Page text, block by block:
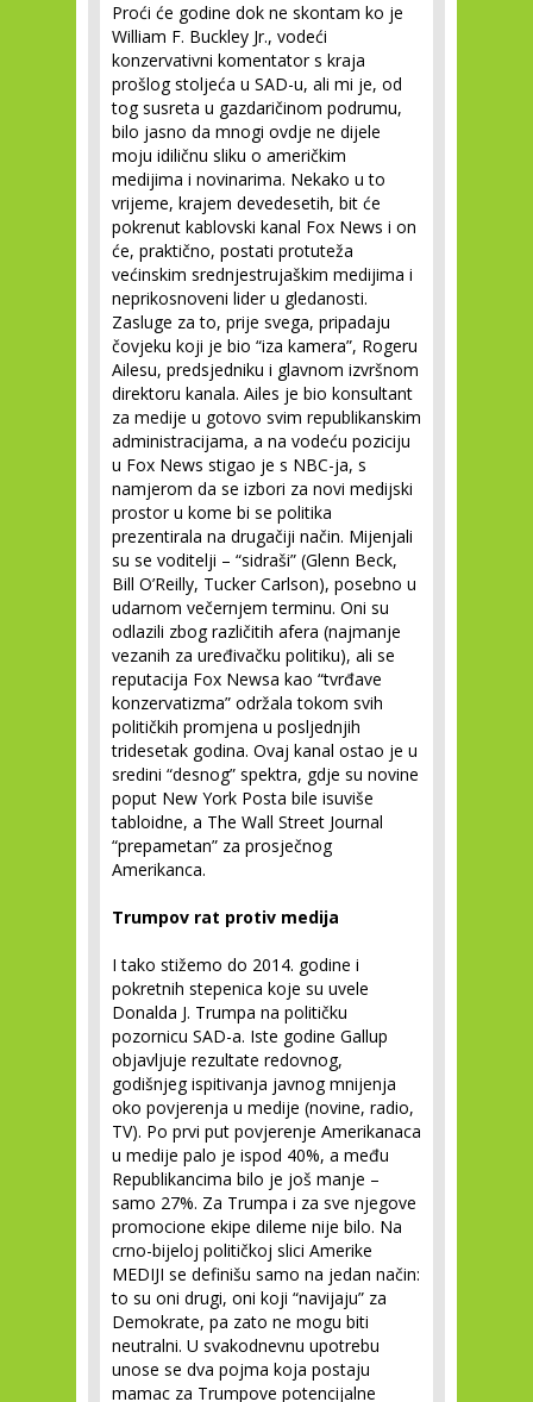
Proći će godine dok ne skontam ko je
William F. Buckley Jr., vodeći
konzervativni komentator s kraja
prošlog stoljeća u SAD-u, ali mi je, od
tog susreta u gazdaričinom podrumu,
bilo jasno da mnogi ovdje ne dijele
moju idiličnu sliku o američkim
medijima i novinarima. Nekako u to
vrijeme, krajem devedesetih, bit će
pokrenut kablovski kanal Fox News i on
će, praktično, postati protuteža
većinskim srednjestrujaškim medijima i
neprikosnoveni lider u gledanosti.
Zasluge za to, prije svega, pripadaju
čovjeku koji je bio “iza kamera”, Rogeru
Ailesu, predsjedniku i glavnom izvršnom
direktoru kanala. Ailes je bio konsultant
za medije u gotovo svim republikanskim
administracijama, a na vodeću poziciju
u Fox News stigao je s NBC-ja, s
namjerom da se izbori za novi medijski
prostor u kome bi se politika
prezentirala na drugačiji način. Mijenjali
su se voditelji – “sidraši” (Glenn Beck,
Bill O’Reilly, Tucker Carlson), posebno u
udarnom večernjem terminu. Oni su
odlazili zbog različitih afera (najmanje
vezanih za uređivačku politiku), ali se
reputacija Fox Newsa kao “tvrđave
konzervatizma” održala tokom svih
političkih promjena u posljednjih
tridesetak godina. Ovaj kanal ostao je u
sredini “desnog” spektra, gdje su novine
poput New York Posta bile isuviše
tabloidne, a The Wall Street Journal
“prepametan” za prosječnog
Amerikanca.
Trumpov rat protiv medija
I tako stižemo do 2014. godine i
pokretnih stepenica koje su uvele
Donalda J. Trumpa na političku
pozornicu SAD-a. Iste godine Gallup
objavljuje rezultate redovnog,
godišnjeg ispitivanja javnog mnijenja
oko povjerenja u medije (novine, radio,
TV). Po prvi put povjerenje Amerikanaca
u medije palo je ispod 40%, a među
Republikancima bilo je još manje –
samo 27%. Za Trumpa i za sve njegove
promocione ekipe dileme nije bilo. Na
crno-bijeloj političkoj slici Amerike
MEDIJI se definišu samo na jedan način:
to su oni drugi, oni koji “navijaju” za
Demokrate, pa zato ne mogu biti
neutralni. U svakodnevnu upotrebu
unose se dva pojma koja postaju
mamac za Trumpove potencijalne